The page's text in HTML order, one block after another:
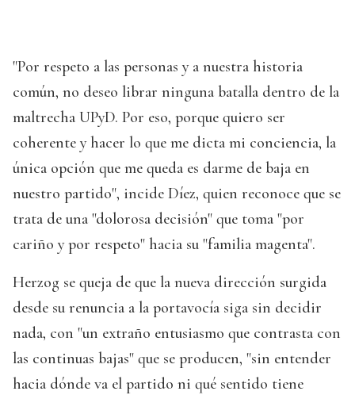
"Por respeto a las personas y a nuestra historia
común, no deseo librar ninguna batalla dentro de la
maltrecha UPyD. Por eso, porque quiero ser
coherente y hacer lo que me dicta mi conciencia, la
única opción que me queda es darme de baja en
nuestro partido", incide Díez, quien reconoce que se
trata de una "dolorosa decisión" que toma "por
cariño y por respeto" hacia su "familia magenta".
Herzog se queja de que la nueva dirección surgida
desde su renuncia a la portavocía siga sin decidir
nada, con "un extraño entusiasmo que contrasta con
las continuas bajas" que se producen, "sin entender
hacia dónde va el partido ni qué sentido tiene